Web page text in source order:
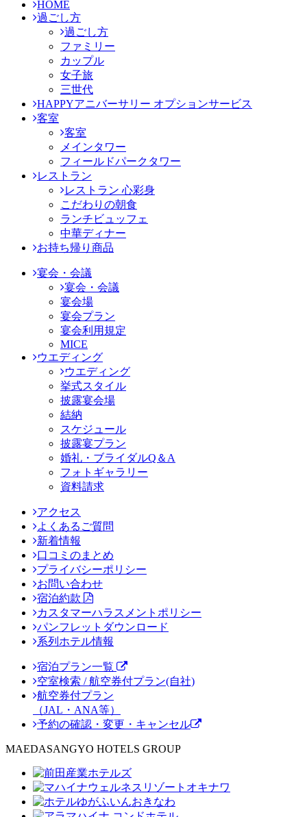
HOME
過ごし方
過ごし方
ファミリー
カップル
女子旅
三世代
HAPPYアニバーサリー オプションサービス
客室
客室
メインタワー
フィールドパークタワー
レストラン
レストラン 心彩身
こだわりの朝食
ランチビュッフェ
中華ディナー
お持ち帰り商品
宴会・会議
宴会・会議
宴会場
宴会プラン
宴会利用規定
MICE
ウエディング
ウエディング
挙式スタイル
披露宴会場
結納
スケジュール
披露宴プラン
婚礼・ブライダルQ＆A
フォトギャラリー
資料請求
アクセス
よくあるご質問
新着情報
口コミのまとめ
プライバシーポリシー
お問い合わせ
宿泊約款
カスタマーハラスメントポリシー
パンフレットダウンロード
系列ホテル情報
宿泊プラン一覧
空室検索 / 航空券付プラン(自社)
航空券付プラン
（JAL・ANA等）
予約の確認・変更・キャンセル
MAEDASANGYO HOTELS GROUP